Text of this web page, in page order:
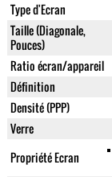
Type d'Ecran
Taille (Diagonale,
Pouces)
Ratio écran/appareil
Définition
Densité (PPP)
Verre
Propriété Ecran